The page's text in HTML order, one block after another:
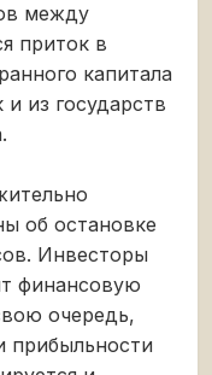
между
приток в
капитала
и из государств
об остановке
Инвесторы
финансовую
очередь,
прибыльности